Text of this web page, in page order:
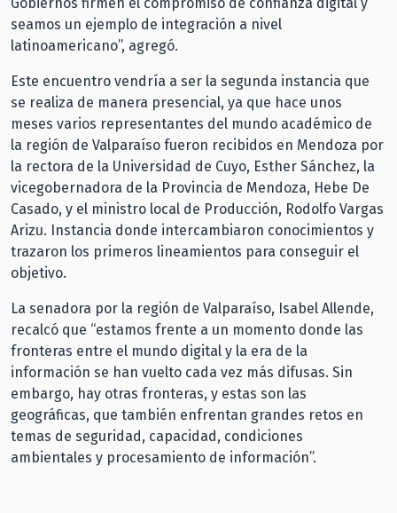
seamos un ejemplo de integración a nivel
latinoamericano”, agregó.
Este encuentro vendría a ser la segunda instancia que
se realiza de manera presencial, ya que hace unos
meses varios representantes del mundo académico de
la región de Valparaíso fueron recibidos en Mendoza por
la rectora de la Universidad de Cuyo, Esther Sánchez, la
vicegobernadora de la Provincia de Mendoza, Hebe De
Casado, y el ministro local de Producción, Rodolfo Vargas
Arizu. Instancia donde intercambiaron conocimientos y
trazaron los primeros lineamientos para conseguir el
objetivo.
La senadora por la región de Valparaíso, Isabel Allende,
recalcó que “estamos frente a un momento donde las
fronteras entre el mundo digital y la era de la
información se han vuelto cada vez más difusas. Sin
embargo, hay otras fronteras, y estas son las
geográficas, que también enfrentan grandes retos en
temas de seguridad, capacidad, condiciones
ambientales y procesamiento de información”.